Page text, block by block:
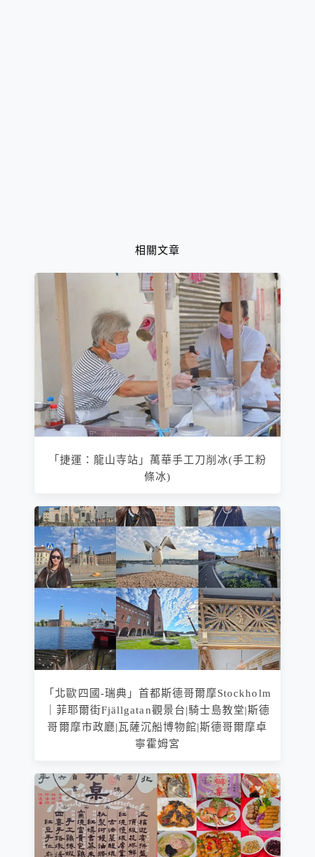
相關文章
「捷運：龍山寺站」萬華手工刀削冰(手工粉
條冰)
「北歐四國-瑞典」首都斯德哥爾摩Stockholm
｜菲耶爾街Fjällgatan觀景台|騎士島教堂|斯德
哥爾摩市政廳|瓦薩沉船博物館|斯德哥爾摩卓
寧霍姆宮